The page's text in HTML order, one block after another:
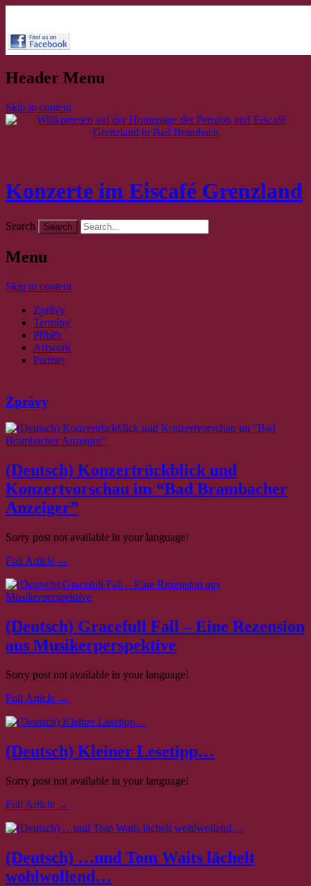
Header Menu
Skip to content
Konzerte im Eiscafé Grenzland
Search
Menu
Skip to content
Zprávy
Termíny
Příběh
Artwork
Partner
Rezervace vstupenek
Kvůli omezené kapacitě doporučujeme zájemcům hudby rezervovat vstupenky
předem telefonicky tel.: (+49) 37438/20473 Ticket-Order-Mail:
grenzlandkonzerte@gmail.com
Zprávy
(Deutsch) Konzertrückblick und
Konzertvorschau im “Bad Brambacher
Anzeiger”
Sorry post not available in your language!
Full Article →
(Deutsch) Gracefull Fall – Eine Rezension
aus Musikerperspektive
Sorry post not available in your language!
Full Article →
(Deutsch) Kleiner Lesetipp…
Sorry post not available in your language!
Full Article →
(Deutsch) …und Tom Waits lächelt
wohlwollend…